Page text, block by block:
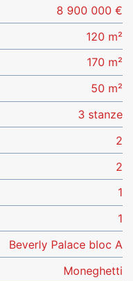
8 900 000 €
120 m²
170 m²
50 m²
3 stanze
2
2
1
1
Beverly Palace bloc A
Moneghetti